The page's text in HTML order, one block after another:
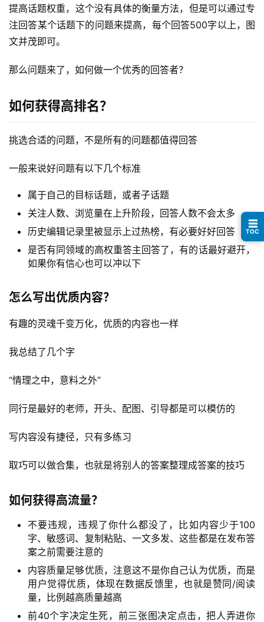
行
业
讯
开
案
坑
指
科
业
源
员
区
登录 注册
提高话题权重，这个没有具体的衡量方法，但是可以通过专
注回答某个话题下的问题来提高，每个回答500字以上，图
文并茂即可。
那么问题来了，如何做一个优秀的回答者？
如何获得高排名？
挑选合适的问题，不是所有的问题都值得回答
一般来说好问题有以下几个标准
属于自己的目标话题，或者子话题
关注人数、浏览量在上升阶段，回答人数不会太多
历史编辑记录里被显示上过热榜，有必要好好回答
是否有同领域的高权重答主回答了，有的话最好避开，
如果你有信心也可以冲以下
怎么写出优质内容？
有趣的灵魂千变万化，优质的内容也一样
我总结了几个字
“情理之中，意料之外”
同行是最好的老师，开头、配图、引导都是可以模仿的
写内容没有捷径，只有多练习
取巧可以做合集，也就是将别人的答案整理成答案的技巧
如何获得高流量？
不要违规，违规了你什么都没了，比如内容少于100
字、敏感词、复制粘贴、一文多发、这些都是在发布答
案之前需要注意的
内容质量足够优质，注意这不是你自己认为优质，而是
用户觉得优质，体现在数据反馈里，也就是赞同/阅读
量，比例越高质量越高
前40个字决定生死，前三张图决定点击，把人弄进你
☰
TOC